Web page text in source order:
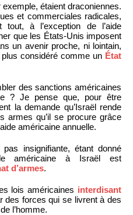
étaient draconiennes.
et commerciales radicales,
tout, à l’exception de l’aide
que les États-Unis imposent
un avenir proche, ni lointain,
considéré comme un État
des sanctions américaines
? Je pense que, pour être
la demande qu’Israël rende
armes qu’il se procure grâce
américaine annuelle.
insignifiante, étant donné
américaine à Israël est
d’armes.
lois américaines interdisant
des forces qui se livrent à des
l’homme.